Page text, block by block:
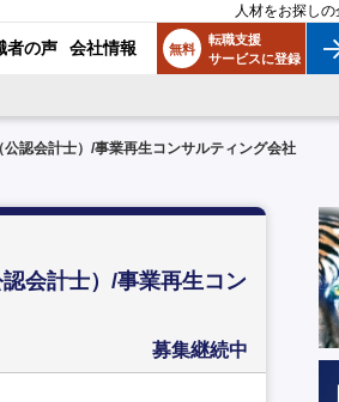
人材をお探し
者の声 会社情報 無料
転職支援
サービスに登録
認会計士）/事業再生コンサルティング会社
会計士）/事業再生コン
募集継続中